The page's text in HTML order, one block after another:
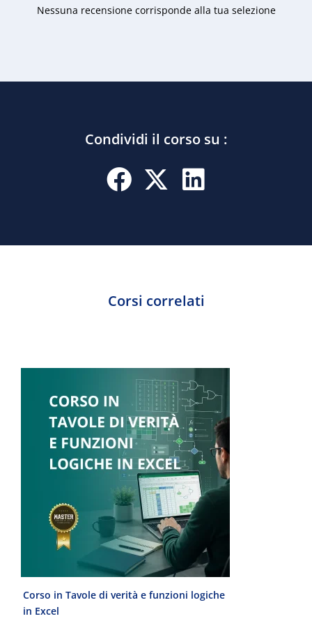
Nessuna recensione corrisponde alla tua selezione
Condividi il corso su :
Corsi correlati
Corso in Tavole di verità e funzioni logiche
in Excel